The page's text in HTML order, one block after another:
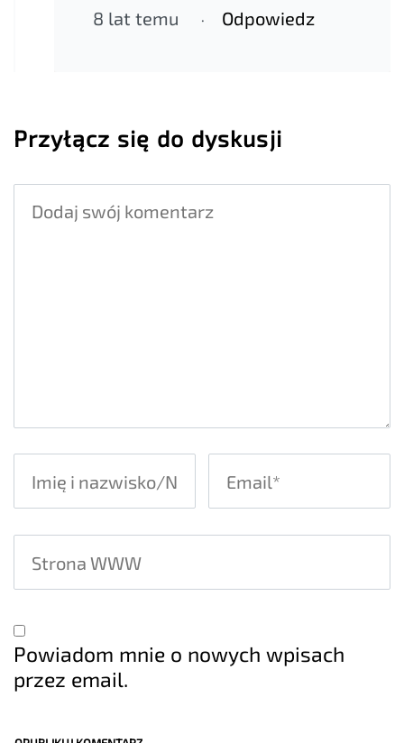
8 lat temu Odpowiedz
Przyłącz się do dyskusji
Powiadom mnie o nowych wpisach
przez email.